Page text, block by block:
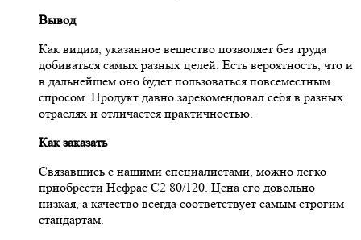
Вывод
Как видим, указанное вещество позволяет без труда
добиваться самых разных целей. Есть вероятность, что и
в дальнейшем оно будет пользоваться повсеместным
спросом. Продукт давно зарекомендовал себя в разных
отраслях и отличается практичностью.
Как заказать
Связавшись с нашими специалистами, можно легко
приобрести Нефрас С2 80/120. Цена его довольно
низкая, а качество всегда соответствует самым строгим
стандартам.